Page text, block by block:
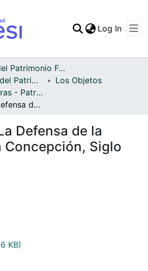
Statistics
Log In
Archivo del Patrimonio Fotográfico y Fílmico del Valle del Cauca
Fondo Archivo del Patrimonio Fotográfico y Fílmico del Valle del Cauca
Los Objetos
APFFVC - Pinturas - Patrimonial
Pintura de La Defensa de la Inmaculada Concepción, Siglo XVIII
Defensa de la
Concepción, Siglo
KB)